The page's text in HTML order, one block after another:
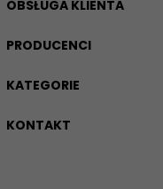
OBSŁUGA KLIENTA
PRODUCENCI
KATEGORIE
KONTAKT